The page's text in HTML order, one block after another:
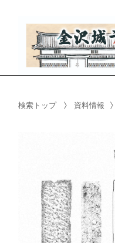
検索トップ 資料情報